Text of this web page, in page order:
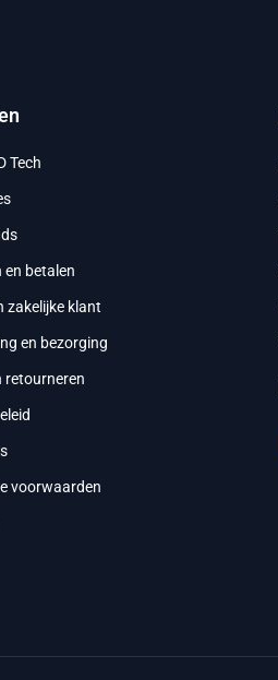
Tech
en betalen
zakelijke klant
en bezorging
retourneren
voorwaarden